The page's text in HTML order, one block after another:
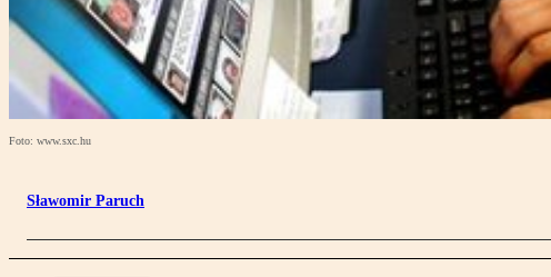
Foto: www.sxc.hu
Sławomir Paruch